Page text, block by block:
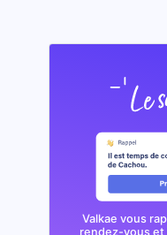
Valkae vous
rendez-vous et